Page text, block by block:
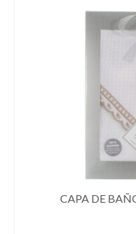
CAPA DE